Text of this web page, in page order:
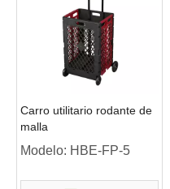
Carro utilitario rodante de
malla
Modelo: HBE-FP-5